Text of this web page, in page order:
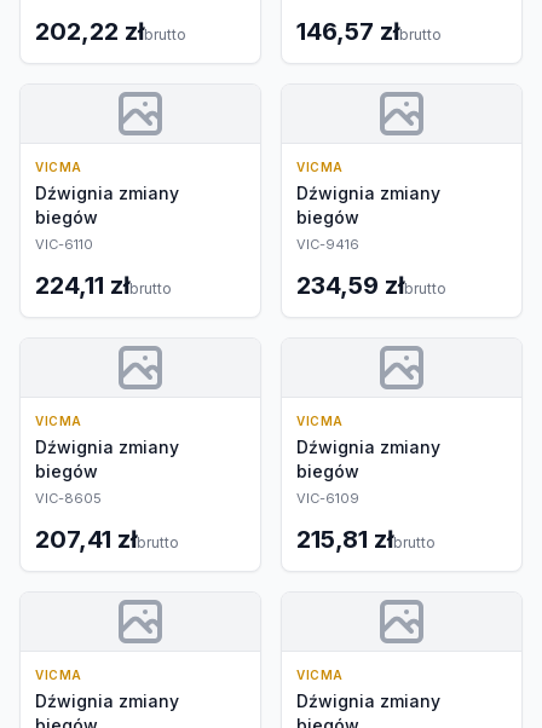
202,22 złbrutto 146,57 złbrutto
VICMA
Dźwignia zmiany
biegów
VIC-6110
224,11 złbrutto
VICMA
Dźwignia zmiany
biegów
VIC-9416
234,59 złbrutto
VICMA
Dźwignia zmiany
biegów
VIC-8605
207,41 złbrutto
VICMA
Dźwignia zmiany
biegów
VIC-6109
215,81 złbrutto
VICMA
Dźwignia zmiany
VICMA
Dźwignia zmiany